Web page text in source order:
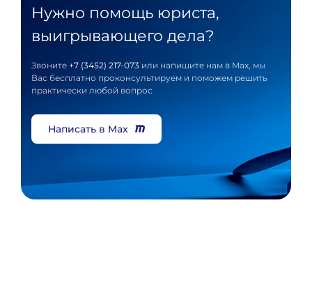
Нужно помощь юриста,
выигрывающего дела?
Звоните +7 (3452) 217-073 или напишите нам в Max, мы
Вас бесплатно проконсультируем и поможем решить
практически любой вопрос
Написать в Max